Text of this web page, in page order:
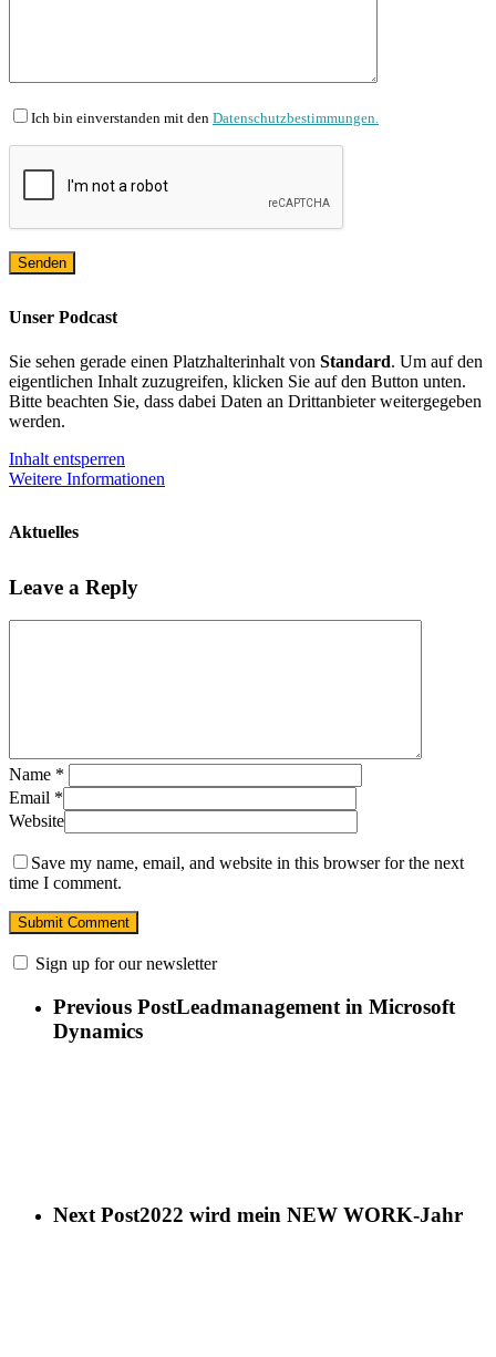
Ich bin einverstanden mit den Datenschutzbestimmungen.
Unser Podcast
Sie sehen gerade einen Platzhalterinhalt von Standard. Um auf den
eigentlichen Inhalt zuzugreifen, klicken Sie auf den Button unten.
Bitte beachten Sie, dass dabei Daten an Drittanbieter weitergegeben
werden.
Inhalt entsperren
Weitere Informationen
Aktuelles
Leave a Reply
Name *
Email *
Website
Save my name, email, and website in this browser for the next
time I comment.
Sign up for our newsletter
Previous PostLeadmanagement in Microsoft
Dynamics
Next Post2022 wird mein NEW WORK-Jahr